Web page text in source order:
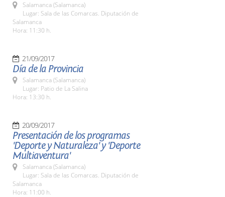
Salamanca (Salamanca)
Lugar: Sala de las Comarcas. Diputación de
Salamanca
Hora: 11:30 h.
21/09/2017
Día de la Provincia
Salamanca (Salamanca)
Lugar: Patio de La Salina
Hora: 13:30 h.
20/09/2017
Presentación de los programas
'Deporte y Naturaleza' y 'Deporte
Multiaventura'
Salamanca (Salamanca)
Lugar: Sala de las Comarcas. Diputación de
Salamanca
Hora: 11:00 h.